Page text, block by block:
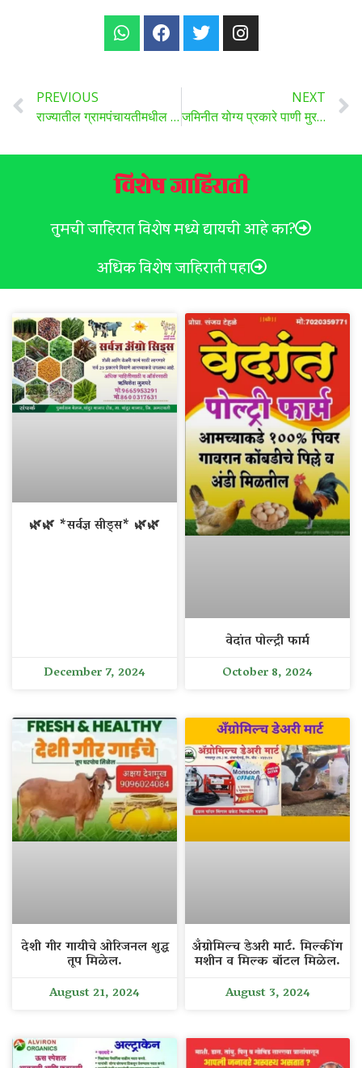
PREVIOUS
राज्यातील ग्रामपंचायतीमधील 3666 जांगासाठीच्या पोटनिवडणुकीची घोषणा, 18 मे रोजी मतदान
NEXT
जमिनीत योग्य प्रकारे पाणी मुरण्यासाठी काय करावं?
विशेष जाहिराती
तुमची जाहिरात विशेष मध्ये द्यायची आहे का?
अधिक विशेष जाहिराती पहा
🌿🌿 *सर्वज्ञ सीड्स* 🌿🌿
December 7, 2024
वेदांत पोल्ट्री फार्म
October 8, 2024
देशी गीर गायीचे ओरिजनल शुद्ध
तूप मिळेल.
August 21, 2024
अँग्रोमिल्च डेअरी मार्ट. मिल्कींग
मशीन व मिल्क बॉटल मिळेल.
August 3, 2024